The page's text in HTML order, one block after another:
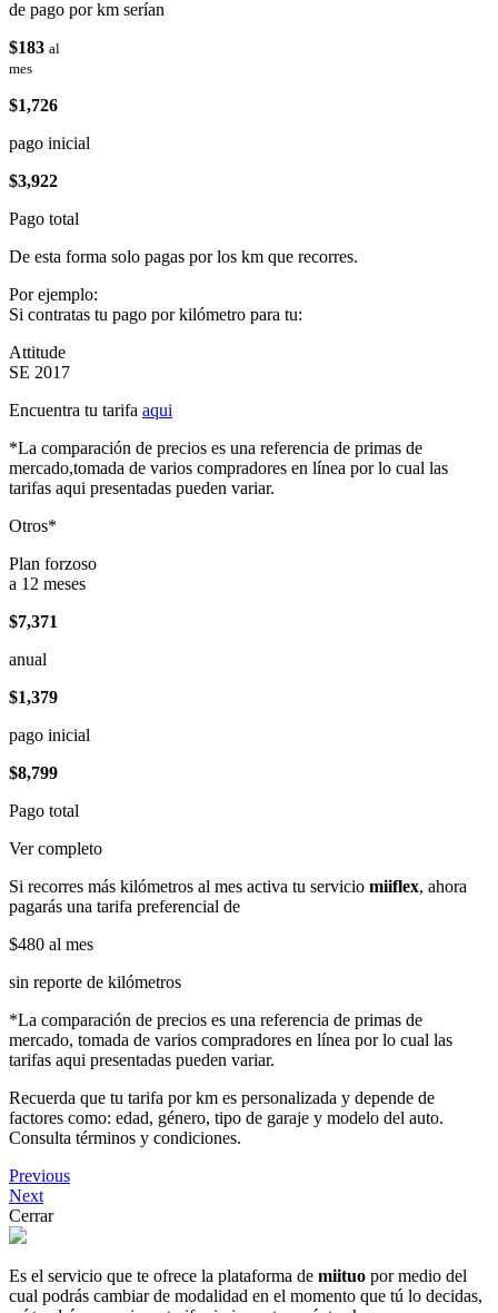
de pago por km serían
$183 al
mes
$1,726
pago inicial
$3,922
Pago total
De esta forma solo pagas por los km que recorres.
Por ejemplo:
Si contratas tu pago por kilómetro para tu:
Attitude
SE 2017
Encuentra tu tarifa aqui
*La comparación de precios es una referencia de primas de
mercado,tomada de varios compradores en línea por lo cual las
tarifas aqui presentadas pueden variar.
Otros*
Plan forzoso
a 12 meses
$7,371
anual
$1,379
pago inicial
$8,799
Pago total
Ver completo
Si recorres más kilómetros al mes activa tu servicio miiflex, ahora
pagarás una tarifa preferencial de
$480 al mes
sin reporte de kilómetros
*La comparación de precios es una referencia de primas de
mercado, tomada de varios compradores en línea por lo cual las
tarifas aqui presentadas pueden variar.
Recuerda que tu tarifa por km es personalizada y depende de
factores como: edad, género, tipo de garaje y modelo del auto.
Consulta términos y condiciones.
Previous
Next
Cerrar
Es el servicio que te ofrece la plataforma de miituo por medio del
cual podrás cambiar de modalidad en el momento que tú lo decidas,